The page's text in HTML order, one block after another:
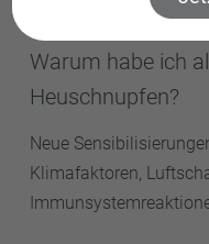
Warum habe ich
Heuschnupfen?
Neue
Klimafaktoren,